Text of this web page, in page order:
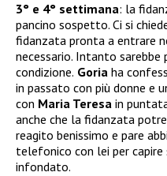
3° e 4° settimana: la
pancino sospetto. Ci si
fidanzata pronta a entrare
necessario. Intanto
condizione. Goria ha
in passato con più donne e
con Maria Teresa in
anche che la fidanzata
reagito benissimo e pare
telefonico con lei per
infondato.